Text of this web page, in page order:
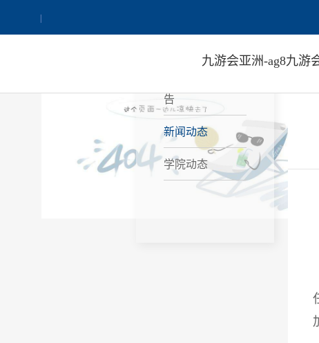
校党委书记冯继康到教务处
|
九游会亚洲-ag8九游
告
新闻动态
学院动态